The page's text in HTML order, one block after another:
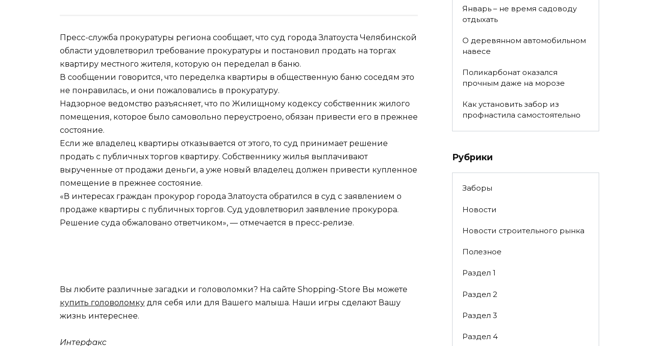
Пресс-служба прокуратуры региона сообщает, что суд города Златоуста Челябинской
области удовлетворил требование прокуратуры и постановил продать на торгах
квартиру местного жителя, которую он переделал в баню.
В сообщении говорится, что переделка квартиры в общественную баню соседям это
не понравилась, и они пожаловались в прокуратуру.
Надзорное ведомство разъясняет, что по Жилищному кодексу собственник жилого
помещения, которое было самовольно переустроено, обязан привести его в прежнее
состояние.
Если же владелец квартиры отказывается от этого, то суд принимает решение
продать с публичных торгов квартиру. Собственнику жилья выплачивают
вырученные от продажи деньги, а уже новый владелец должен привести купленное
помещение в прежнее состояние.
«В интересах граждан прокурор города Златоуста обратился в суд с заявлением о
продаже квартиры с публичных торгов. Суд удовлетворил заявление прокурора.
Решение суда обжаловано ответчиком», — отмечается в пресс-релизе.
Вы любите различные загадки и головоломки? На сайте Shopping-Store Вы можете
купить головоломку для себя или для Вашего малыша. Наши игры сделают Вашу
жизнь интереснее.
Интерфакс
Январь – не время садоводу
отдыхать
О деревянном автомобильном
навесе
Поликарбонат оказался
прочным даже на морозе
Как установить забор из
профнастила самостоятельно
Рубрики
Заборы
Новости
Новости строительного рынка
Полезное
Раздел 1
Раздел 2
Раздел 3
Раздел 4